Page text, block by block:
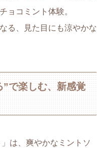
ョコミント体験。
る、見た目にも涼やかな
”で楽しむ、新感覚
」は、爽やかなミントソ